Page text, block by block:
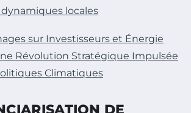
locales
sur Investisseurs et Énergie
Révolution Stratégique Impulsée
Climatiques
DE